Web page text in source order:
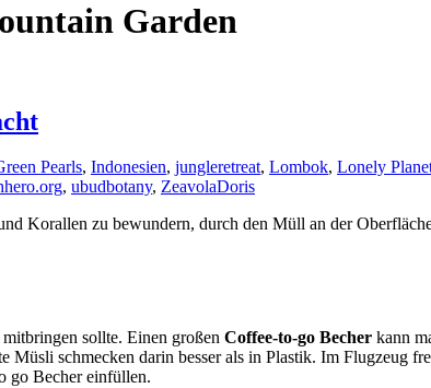
Garden
Pearls, Indonesien, jungleretreat, Lombok, Lonely
, ubudbotany, ZeavolaDoris
Korallen zu bewundern, durch den Müll an der
mitbringen sollte. Einen großen Coffee-to-go Becher kann
Müsli schmecken darin besser als in Plastik. Im Flugzeug
go Becher einfüllen.